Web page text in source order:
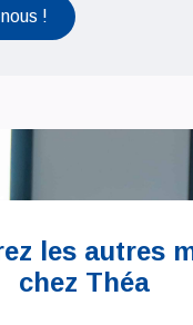
!
les autres
chez Théa